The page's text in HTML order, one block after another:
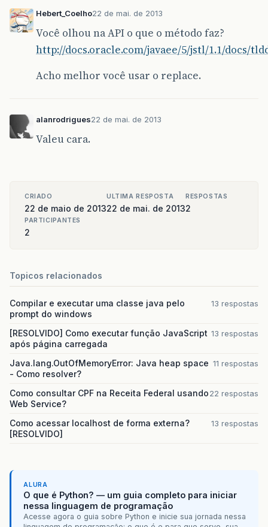
Hebert_Coelho22 de mai. de 2013
Você olhou na API o que o método faz?
http://docs.oracle.com/javaee/5/jstl/1.1/docs/
Acho melhor você usar o replace.
alanrodrigues22 de mai. de 2013
Valeu cara.
CRIADO
22 de maio de 2013
ULTIMA RESPOSTA
22 de mai. de 2013
RESPOSTAS
2
PARTICIPANTES
2
Topicos relacionados
Compilar e executar uma classe java pelo
prompt do windows
13 respostas
[RESOLVIDO] Como executar função JavaScript
após página carregada
13 respostas
Java.lang.OutOfMemoryError: Java heap space
- Como resolver?
11 respostas
Como consultar CPF na Receita Federal usando
Web Service?
22 respostas
Como acessar localhost de forma externa?
[RESOLVIDO]
13 respostas
ALURA
O que é Python? — um guia completo para iniciar
nessa linguagem de programação
Acesse agora o guia sobre Python e inicie sua jornada nessa